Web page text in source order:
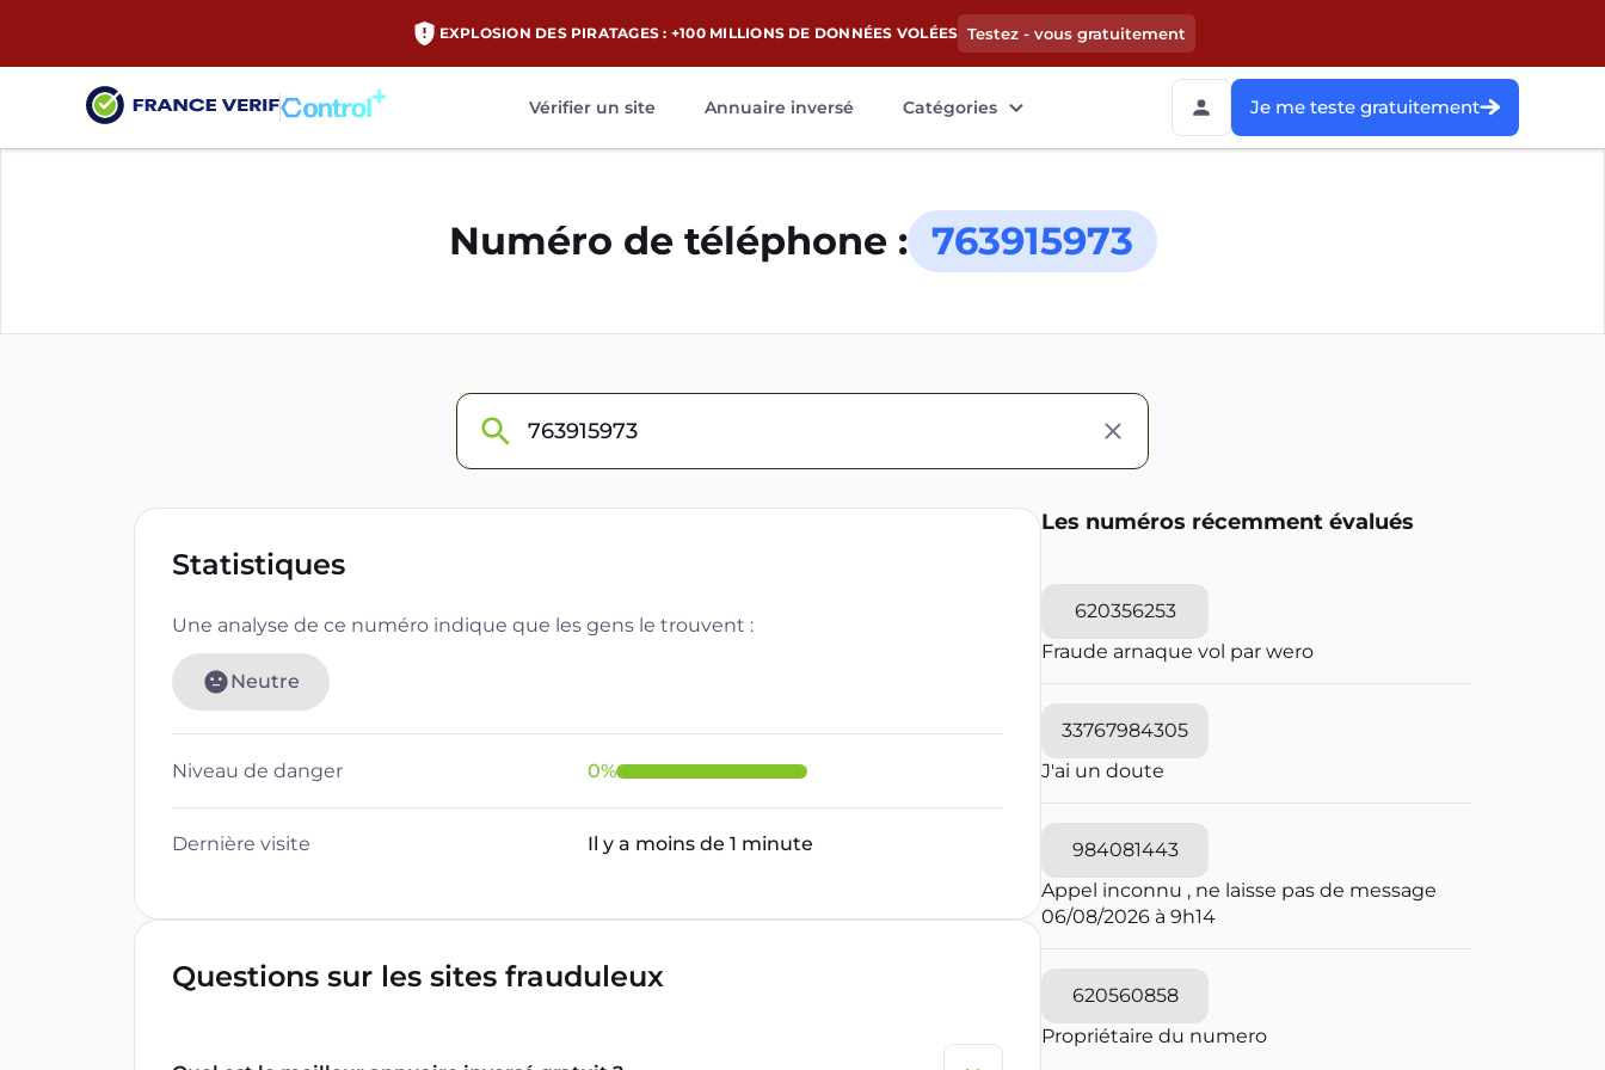
EXPLOSION DES PIRATAGES : +100 MILLIONS DE DONNÉES VOLÉES Testez - vous gratuitement
Vérifier un site Annuaire inversé Catégories Je me teste gratuitement
Numéro de téléphone : 763915973
Statistiques
Une analyse de ce numéro indique que les gens le trouvent :
Neutre
Niveau de danger 0%
Dernière visite Il y a moins de 1 minute
Questions sur les sites frauduleux
Les numéros récemment évalués
620356253
Fraude arnaque vol par wero
33767984305
J'ai un doute
984081443
Appel inconnu , ne laisse pas de message
06/08/2026 à 9h14
620560858
Propriétaire du numero